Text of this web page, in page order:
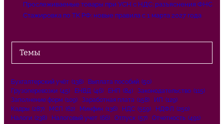
Прослеживаемые товары при УСН с НДС: разъяснения ФНС
Стажировка по ТК РФ: новые правила с 1 марта 2027 года
Темы
Бухгалтерский учёт (138) Выплата пособий (50)
Грузоперевозки (45) ЕНВД (46) ЕНП (84) Законодательство (115)
Заполнение форм (109) Заработная плата (158) ИП (129)
Кадры (287) МСП (62) Минфин (136) НДС (559) НДФЛ (250)
Налоги (238) Налоговый учет (66) Отпуск (57) Отчетность (491)